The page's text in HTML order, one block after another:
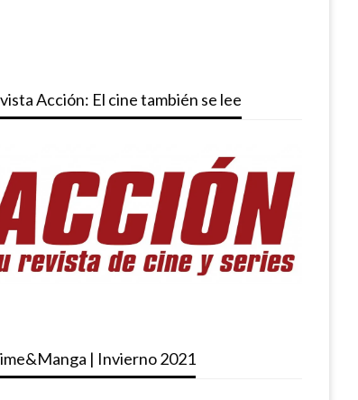
Acción: El cine también se lee
| Invierno 2021